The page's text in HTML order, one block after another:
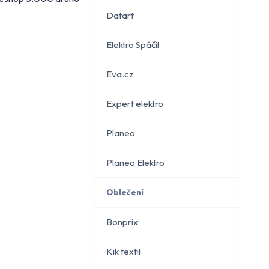
Datart
Elektro Spáčil
Eva.cz
Expert elektro
Planeo
Planeo Elektro
Oblečení
Bonprix
Kik textil